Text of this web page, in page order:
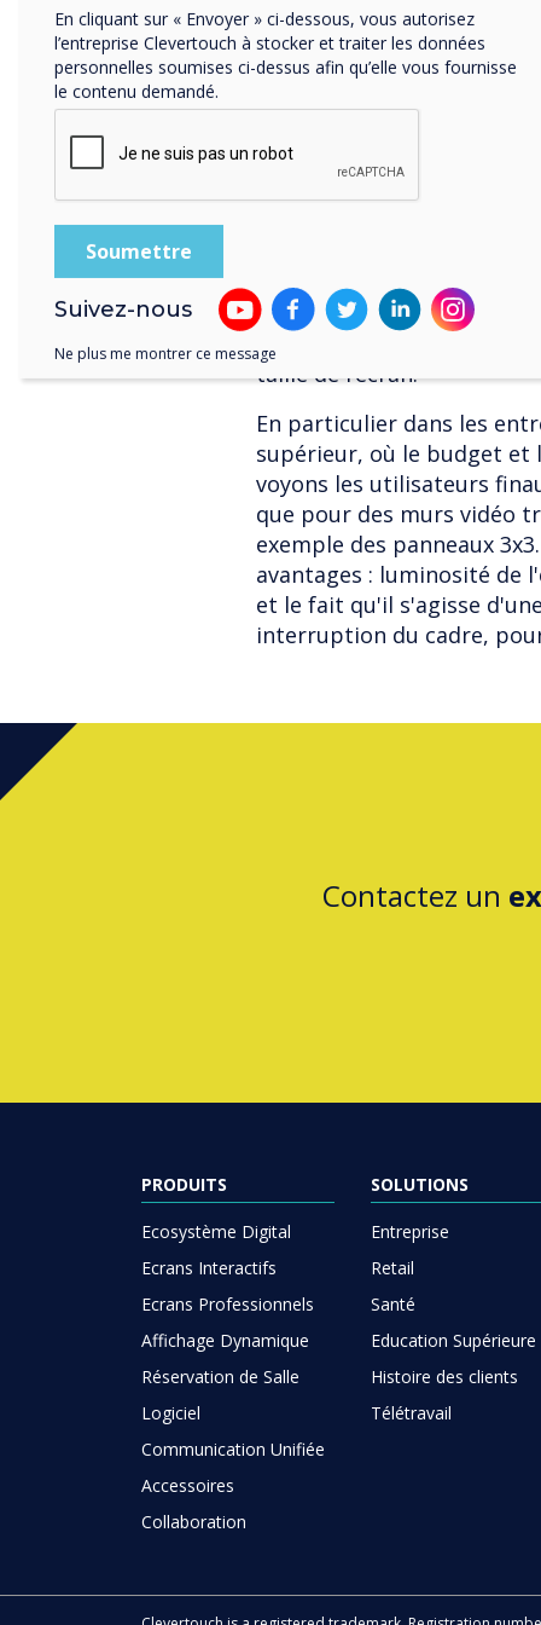
Les clients exigent de
processus de fabrication
fonctionnement des
aux méthodes de
impératif que les
soient parfaitement
de développement
Ça va devenir plus
Nous ne parlons pas
en matière d’affichage
taille de l’écran.
En particulier dans les
supérieur, où le budget et
voyons les utilisateurs
que pour des murs vidéo
exemple des panneaux
avantages : luminosité de
et le fait qu'il s'agisse
interruption du cadre,
Contactez un
PRODUITS
Ecosystème Digital
Ecrans Interactifs
Ecrans Professionnels
Affichage Dynamique
Réservation de Salle
Logiciel
Communication Unifiée
Accessoires
Collaboration
SOLUTIONS
Entreprise
Retail
Santé
Education Supérieure
Histoire des clients
Télétravail
En cliquant sur « Envoyer » ci-dessous, vous autorisez
l’entreprise Clevertouch à stocker et traiter les données
personnelles soumises ci-dessus afin qu’elle vous fournisse
le contenu demandé.
Suivez-nous
Ne plus me montrer ce message